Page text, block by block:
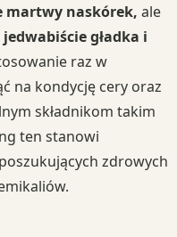
martwy naskórek, ale
jedwabiście gładka i
raz w
na kondycję cery oraz
składnikom takim
ten stanowi
zdrowych